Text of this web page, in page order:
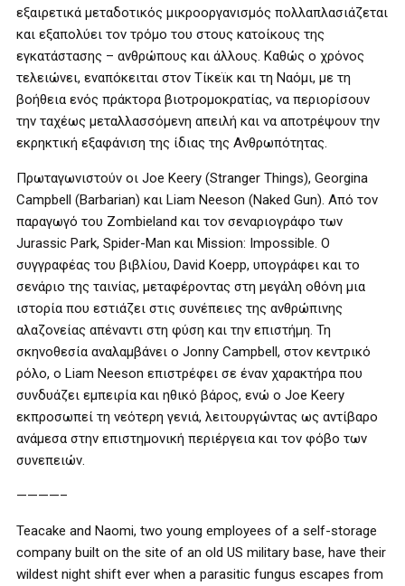
εξαιρετικά μεταδοτικός μικροοργανισμός πολλαπλασιάζεται
και εξαπολύει τον τρόμο του στους κατοίκους της
εγκατάστασης – ανθρώπους και άλλους. Καθώς ο χρόνος
τελειώνει, εναπόκειται στον Τίκεϊκ και τη Ναόμι, με τη
βοήθεια ενός πράκτορα βιοτρομοκρατίας, να περιορίσουν
την ταχέως μεταλλασσόμενη απειλή και να αποτρέψουν την
εκρηκτική εξαφάνιση της ίδιας της Ανθρωπότητας.
Πρωταγωνιστούν οι Joe Keery (Stranger Things), Georgina
Campbell (Barbarian) και Liam Neeson (Naked Gun). Από τον
παραγωγό του Zombieland και τον σεναριογράφο των
Jurassic Park, Spider-Man και Mission: Impossible. Ο
συγγραφέας του βιβλίου, David Koepp, υπογράφει και το
σενάριο της ταινίας, μεταφέροντας στη μεγάλη οθόνη μια
ιστορία που εστιάζει στις συνέπειες της ανθρώπινης
αλαζονείας απέναντι στη φύση και την επιστήμη. Τη
σκηνοθεσία αναλαμβάνει ο Jonny Campbell, στον κεντρικό
ρόλο, ο Liam Neeson επιστρέφει σε έναν χαρακτήρα που
συνδυάζει εμπειρία και ηθικό βάρος, ενώ ο Joe Keery
εκπροσωπεί τη νεότερη γενιά, λειτουργώντας ως αντίβαρο
ανάμεσα στην επιστημονική περιέργεια και τον φόβο των
συνεπειών.
————–
Teacake and Naomi, two young employees of a self-storage
company built on the site of an old US military base, have their
wildest night shift ever when a parasitic fungus escapes from